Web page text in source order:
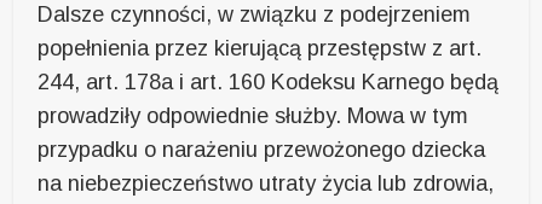
Dalsze czynności, w związku z podejrzeniem
popełnienia przez kierującą przestępstw z art.
244, art. 178a i art. 160 Kodeksu Karnego będą
prowadziły odpowiednie służby. Mowa w tym
przypadku o narażeniu przewożonego dziecka
na niebezpieczeństwo utraty życia lub zdrowia,